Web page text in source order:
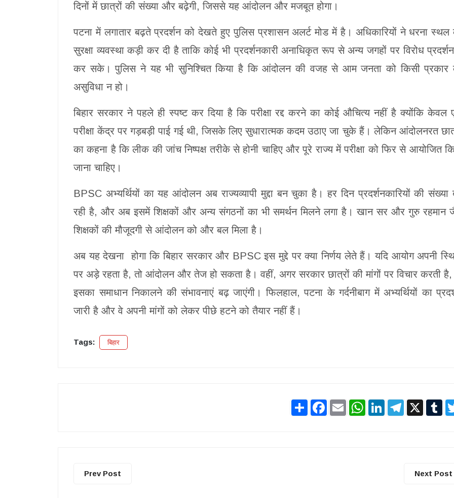
दिनों में छात्रों की संख्या और बढ़ेगी, जिससे यह आंदोलन और मजबूत होगा।
पटना में लगातार बढ़ते प्रदर्शन को देखते हुए पुलिस प्रशासन अलर्ट मोड में है। अधिकारियों ने धरना स्थल
सुरक्षा व्यवस्था कड़ी कर दी है ताकि कोई भी प्रदर्शनकारी अनाधिकृत रूप से अन्य जगहों पर विरोध
कर सके। पुलिस ने यह भी सुनिश्चित किया है कि आंदोलन की वजह से आम जनता को किसी प्रकार
असुविधा न हो।
बिहार सरकार ने पहले ही स्पष्ट कर दिया है कि परीक्षा रद्द करने का कोई औचित्य नहीं है क्योंकि केवल
परीक्षा केंद्र पर गड़बड़ी पाई गई थी, जिसके लिए सुधारात्मक कदम उठाए जा चुके हैं। लेकिन आंदोलनरत
का कहना है कि लीक की जांच निष्पक्ष तरीके से होनी चाहिए और पूरे राज्य में परीक्षा को फिर से आयोजित
जाना चाहिए।
BPSC अभ्यर्थियों का यह आंदोलन अब राज्यव्यापी मुद्दा बन चुका है। हर दिन प्रदर्शनकारियों की संख्या
रही है, और अब इसमें शिक्षकों और अन्य संगठनों का भी समर्थन मिलने लगा है। खान सर और गुरु रहमान
शिक्षकों की मौजूदगी से आंदोलन को और बल मिला है।
अब यह देखना होगा कि बिहार सरकार और BPSC इस मुद्दे पर क्या निर्णय लेते हैं। यदि आयोग अपनी
पर अड़े रहता है, तो आंदोलन और तेज हो सकता है। वहीं, अगर सरकार छात्रों की मांगों पर विचार करती है,
इसका समाधान निकालने की संभावनाएं बढ़ जाएंगी। फिलहाल, पटना के गर्दनीबाग में अभ्यर्थियों का
जारी है और वे अपनी मांगों को लेकर पीछे हटने को तैयार नहीं हैं।
Tags: बिहार
Share Facebook
Email WhatsApp
LinkedInTelegram
X
Prev Post Next Post